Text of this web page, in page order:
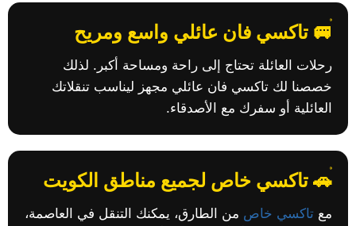
🚐 تاكسي فان عائلي واسع ومريح
رحلات العائلة تحتاج إلى راحة ومساحة أكبر. لذلك
خصصنا لك تاكسي فان عائلي مجهز ليناسب تنقلاتك
العائلية أو سفرك مع الأصدقاء.
🚗 تاكسي خاص لجميع مناطق الكويت
مع تاكسي خاص من الطارق، يمكنك التنقل في العاصمة،